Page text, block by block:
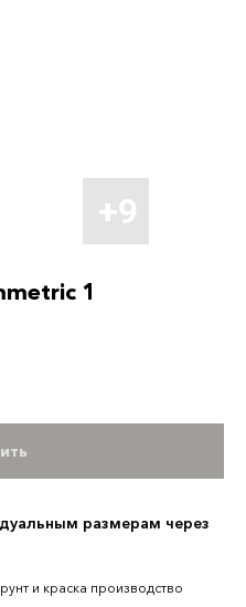
1
размерам через
и краска производство